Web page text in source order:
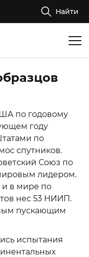
Найти
по годовому
году
по
спутников.
Союз по
лидером.
и в мире по
нес 53 НИИП.
пускающим
испытания